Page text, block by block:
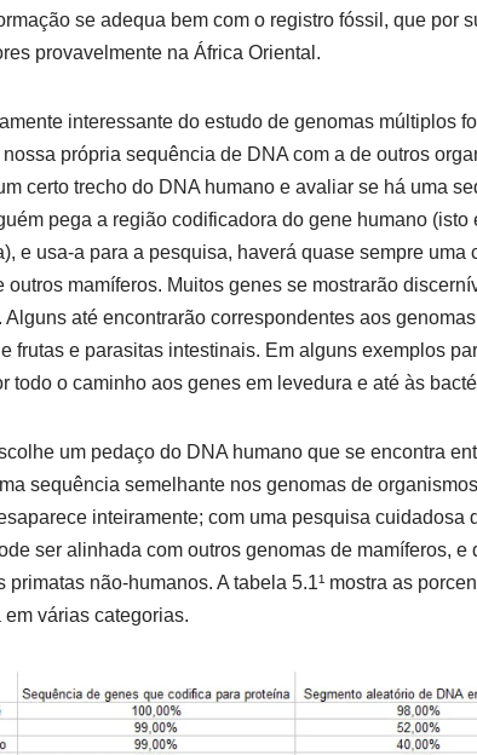
se adequa bem com o registro fóssil, que por
provavelmente na África Oriental.
interessante do estudo de genomas múltiplos
própria sequência de DNA com a de outros
certo trecho do DNA humano e avaliar se há uma
pega a região codificadora do gene humano (isto
e usa-a para a pesquisa, haverá quase sempre uma
mamíferos. Muitos genes se mostrarão
até encontrarão correspondentes aos
frutas e parasitas intestinais. Em alguns exemplos
todo o caminho aos genes em levedura e até às
um pedaço do DNA humano que se encontra
sequência semelhante nos genomas de
inteiramente; com uma pesquisa cuidadosa
ser alinhada com outros genomas de mamíferos,
primatas não-humanos. A tabela 5.1¹ mostra as
várias categorias.